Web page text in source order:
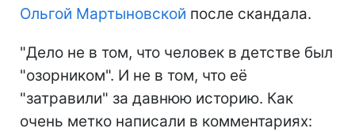
Ольгой Мартыновской после скандала.
"Дело не в том, что человек в детстве был
"озорником". И не в том, что её
"затравили" за давнюю историю. Как
очень метко написали в комментариях: